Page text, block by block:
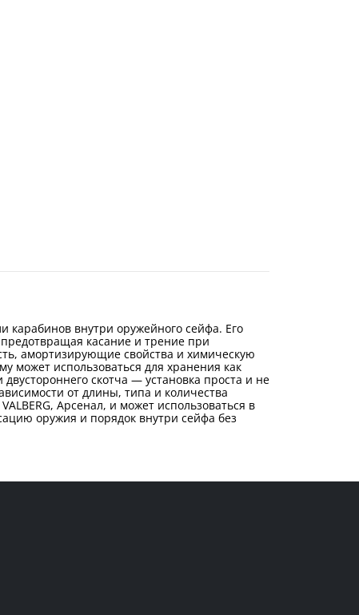
карабинов внутри оружейного сейфа. Его
касание и трение при
амортизирующие свойства и химическую
может использоваться для хранения как
скотча — установка проста и не
от длины, типа и количества
Арсенал, и может использоваться в
оружия и порядок внутри сейфа без